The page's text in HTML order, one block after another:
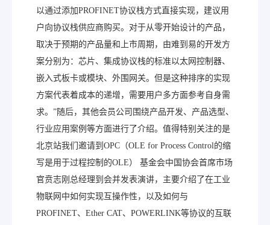
以通过添加PROFINET协议栈方式直接实现，建议用
户向协议栈供应商购买。对于从零开始设计的产品，
取决于预期的产品量和上市周期，由难到易的开发方
案分别为：芯片、集成协议栈的标准以太网控制器、
嵌入式板卡或模块、外围网关。但是这种排序的实现
方案代表着成本的递增，需要用户多方面参考自身需
求。”随后，其他会员公司围绕产品开发、产品选型、
行业应用案例等方面进行了介绍。值得特别关注的是
北京站我们邀请到OPC（OLE for Process Control的缩
写是用于过程控制的OLE） 基金会中国协会首席市场
官贲志刚总经理到会并发表演讲，主要介绍了在工业
物联网中如何实现互操作性，以及如何与
PROFINET、Ether CAT、POWERLINK等协议的互联